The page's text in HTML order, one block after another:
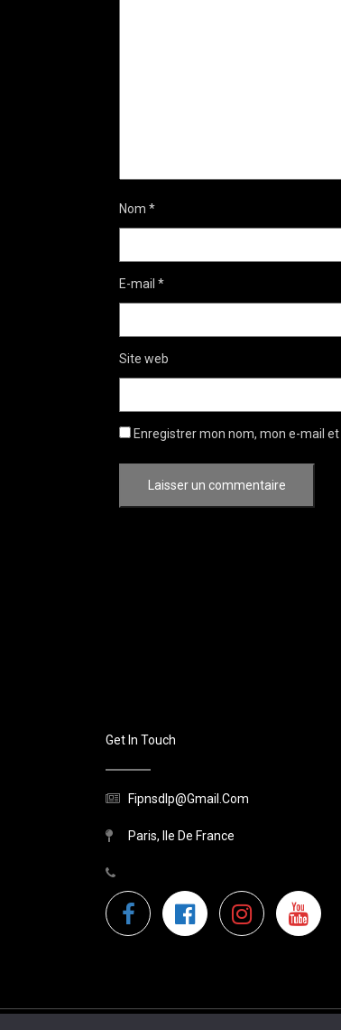
Nom *
E-mail *
Site web
Enregistrer mon nom, mon e-mail
Get In Touch
Fipnsdlp@gmail.com
Paris, Ile De France